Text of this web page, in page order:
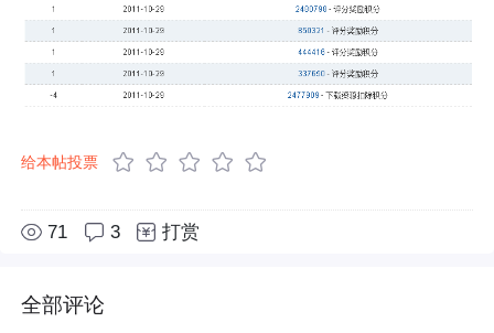
给本帖投票
71 3 打赏
全部评论